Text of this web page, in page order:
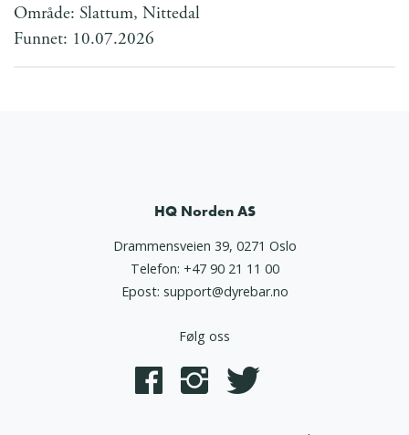
Område: Slattum, Nittedal
Funnet: 10.07.2026
HQ Norden AS
Drammensveien 39, 0271 Oslo
Telefon: +47 90 21 11 00
Epost: support@dyrebar.no
Følg oss